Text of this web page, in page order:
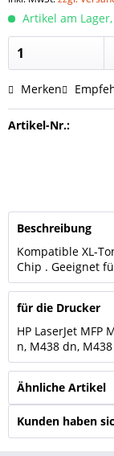
Artikel am
Merken
Artikel-Nr.:
Beschreibung
Kompatible XL-
Chip . Geeignet
für die Drucker
HP LaserJet MFP
n, M438 dn,
Ähnliche Artikel
Kunden haben